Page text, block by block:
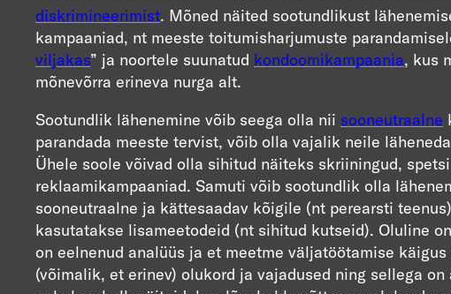
diskrimineerimist. Mõned näited sootundlikust
kampaaniad, nt meeste toitumisharjumuste
viljakas” ja noortele suunatud kondoomikampaania, kus
mõnevõrra erineva nurga alt.
Sootundlik lähenemine võib seega olla nii sooneutraalne
parandada meeste tervist, võib olla vajalik neile
Ühele soole võivad olla sihitud näiteks skriiningud,
reklaamikampaaniad. Samuti võib sootundlik olla
sooneutraalne ja kättesaadav kõigile (nt perearsti
kasutatakse lisameetodeid (nt sihitud kutseid). Oluline
on eelnenud analüüs ja et meetme väljatöötamise
(võimalik, et erinev) olukord ja vajadused ning sellega